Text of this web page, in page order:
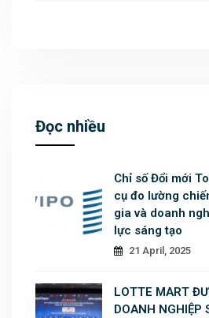
Đọc nhiều
Chỉ số Đổi mới
cụ đo lường
gia và doanh
lực sáng tạo
21 April, 2025
LOTTE MART
DOANH NGHIỆP